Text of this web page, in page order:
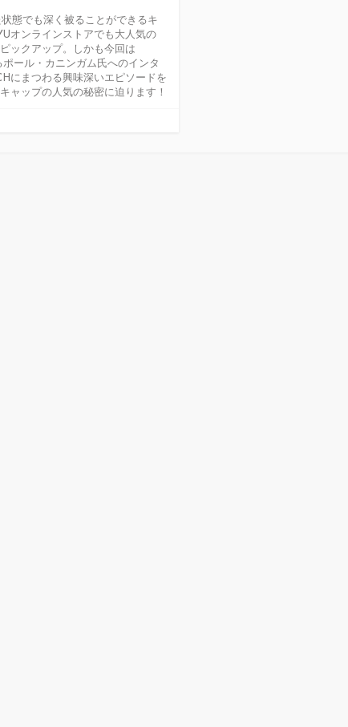
状態でも深く被ることができるキ
オンラインストアでも大人気の
ックアップ。しかも今回は
ール・カニンガム氏へのインタ
にまつわる興味深いエピソードを
ャップの人気の秘密に迫ります！